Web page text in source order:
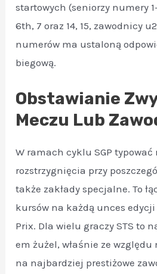
startowych (seniorzy numery
6th, 7 oraz 14, 15, zawodnicy
numerów ma ustaloną
biegową.
Obstawianie
Meczu Lub
W ramach cyklu SGP typować
rozstrzygnięcia przy
także zakłady specjalne. To
kursów na każdą unces edycji
Prix. Dla wielu graczy STS to
em żużel, właśnie ze względu
na najbardziej prestiżowe